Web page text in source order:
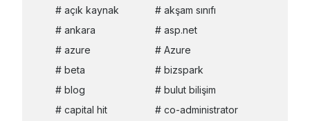
açık kaynak
akşam sınıfı
ankara
asp.net
azure
Azure
beta
bizspark
blog
bulut bilişim
capital hit
co-administrator